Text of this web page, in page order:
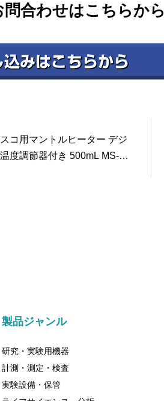
合わせはこちらから
コ用マントルヒーター デジ
度調節器付き 500mL MS-D
製品ジャンル
研究・実験用機器
計測・測定・検査
実験設備・保管